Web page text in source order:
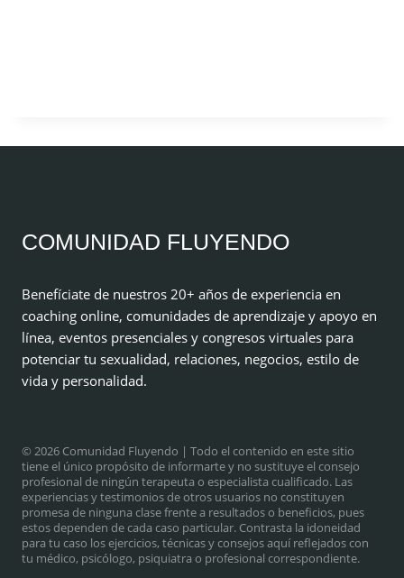
COMUNIDAD FLUYENDO
Benefíciate de nuestros 20+ años de experiencia en
coaching online, comunidades de aprendizaje y apoyo en
línea, eventos presenciales y congresos virtuales para
potenciar tu sexualidad, relaciones, negocios, estilo de
vida y personalidad.
© 2026 Comunidad Fluyendo | Todo el contenido en este sitio
tiene el único propósito de informarte y no sustituye el consejo
profesional de ningún terapeuta o especialista cualificado. Las
experiencias y testimonios de otros usuarios no constituyen
promesa de ninguna clase frente a resultados o beneficios, pues
estos dependen de cada caso particular. Contrasta la idoneidad
para tu caso los ejercicios, técnicas y consejos aquí reflejados con
tu médico, psicólogo, psiquiatra o profesional correspondiente.